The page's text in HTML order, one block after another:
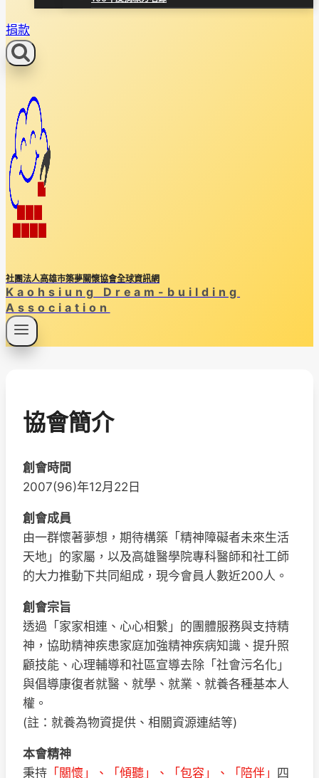
捐款
社團法人高雄市築夢關懷協會全球資訊網
Kaohsiung Dream-building
Association
協會簡介
創會時間
2007(96)年12月22日
創會成員
由一群懷著夢想，期待構築「精神障礙者未來生活
天地」的家屬，以及高雄醫學院專科醫師和社工師
的大力推動下共同組成，現今會員人數近200人。
創會宗旨
透過「家家相連、心心相繫」的團體服務與支持精
神，協助精神疾患家庭加強精神疾病知識、提升照
顧技能、心理輔導和社區宣導去除「社會污名化」
與倡導康復者就醫、就學、就業、就養各種基本人
權。
(註：就養為物資提供、相關資源連結等)
本會精神
秉持 「關懷」、「傾聽」、「包容」、「陪伴」 四